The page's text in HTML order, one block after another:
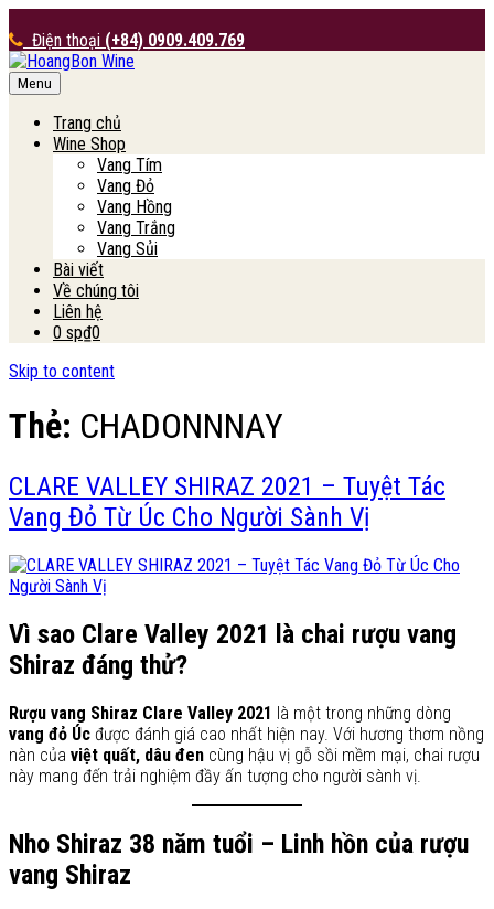
Điện thoại (+84) 0909.409.769
HoangBon Wine
Menu
Trang chủ
Wine Shop
Vang Tím
Vang Đỏ
Vang Hồng
Vang Trắng
Vang Sủi
Bài viết
Về chúng tôi
Liên hệ
0 sp₫0
Skip to content
Thẻ: CHADONNNAY
CLARE VALLEY SHIRAZ 2021 – Tuyệt Tác
Vang Đỏ Từ Úc Cho Người Sành Vị
Vì sao Clare Valley 2021 là chai rượu vang
Shiraz đáng thử?
Rượu vang Shiraz Clare Valley 2021 là một trong những dòng
vang đỏ Úc được đánh giá cao nhất hiện nay. Với hương thơm nồng
nàn của việt quất, dâu đen cùng hậu vị gỗ sồi mềm mại, chai rượu
này mang đến trải nghiệm đầy ấn tượng cho người sành vị.
Nho Shiraz 38 năm tuổi – Linh hồn của rượu
vang Shiraz